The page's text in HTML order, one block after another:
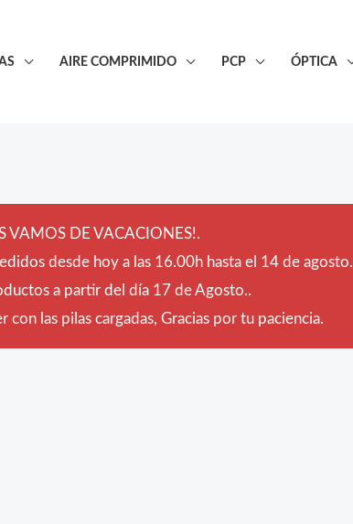
AIRE COMPRIMIDO PCP ÓPTICA
VAMOS DE VACACIONES!.
desde hoy a las 16.00h hasta el 14 de agosto.
a partir del día 17 de Agosto..
con las pilas cargadas, Gracias por tu paciencia.